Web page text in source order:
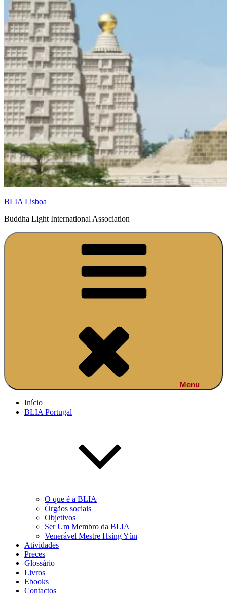
BLIA Lisboa
Buddha Light International Association
Menu
Início
BLIA Portugal
O que é a BLIA
Órgãos sociais
Objetivos
Ser Um Membro da BLIA
Venerável Mestre Hsing Yün
Atividades
Preces
Glossário
Livros
Ebooks
Contactos